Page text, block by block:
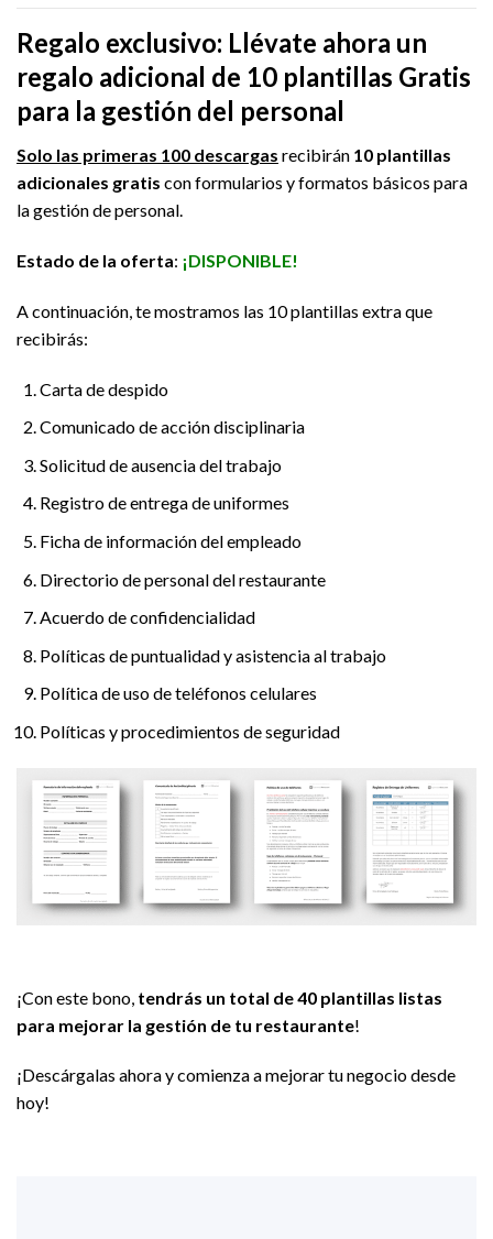
Regalo exclusivo: Llévate ahora un
regalo adicional de 10 plantillas Gratis
para la gestión del personal
Solo las primeras 100 descargas recibirán 10 plantillas
adicionales gratis con formularios y formatos básicos para
la gestión de personal.
Estado de la oferta: ¡DISPONIBLE!
A continuación, te mostramos las 10 plantillas extra que
recibirás:
Carta de despido
Comunicado de acción disciplinaria
Solicitud de ausencia del trabajo
Registro de entrega de uniformes
Ficha de información del empleado
Directorio de personal del restaurante
Acuerdo de confidencialidad
Políticas de puntualidad y asistencia al trabajo
Política de uso de teléfonos celulares
Políticas y procedimientos de seguridad
¡Con este bono, tendrás un total de 40 plantillas listas
para mejorar la gestión de tu restaurante!
¡Descárgalas ahora y comienza a mejorar tu negocio desde
hoy!